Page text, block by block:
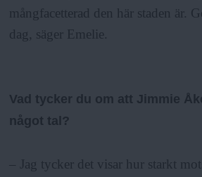
mångfacetterad den här staden är.
dag, säger Emelie.
Vad tycker du om att Jimmie
något tal?
– Jag tycker det visar hur starkt